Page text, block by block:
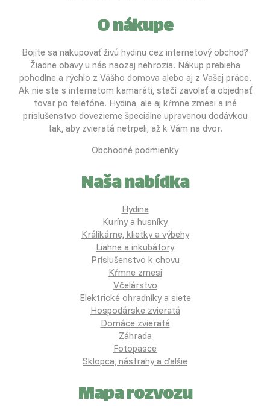
O nákupe
Bojíte sa nakupovať živú hydinu cez internetový obchod?
Žiadne obavy u nás naozaj nehrozia. Nákup prebieha
pohodlne a rýchlo z Vášho domova alebo aj z Vašej práce.
Ak nie ste s internetom kamaráti, stačí zavolať a objednať
tovar po telefóne. Hydina, ale aj kŕmne zmesi a iné
príslušenstvo dovezieme špeciálne upravenou dodávkou
tak, aby zvieratá netrpeli, až k Vám na dvor.
Obchodné podmienky
Naša nabídka
Hydina
Kuríny a husníky
Králikárne, klietky a výbehy
Liahne a inkubátory
Príslušenstvo k chovu
Kŕmne zmesi
Včelárstvo
Elektrické ohradníky a siete
Hospodárske zvieratá
Domáce zvieratá
Záhrada
Fotopasce
Sklopca, nástrahy a ďalšie
Mapa rozvozu